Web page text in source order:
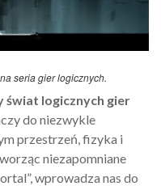
seria gier logicznych.
świat logicznych gier
do niezwykle
przestrzeń, fizyka i
niezapomniane
wprowadza nas do